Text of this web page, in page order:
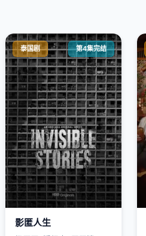
泰国剧 第4集完结
影匿人生